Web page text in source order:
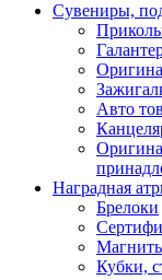
Сувениры,
Авто
Наградная
Брелоки
Кубки,